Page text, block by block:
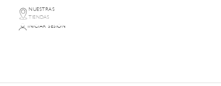
NUESTRAS
TIENDAS
INICIAR SESIÓN